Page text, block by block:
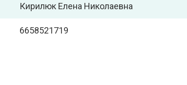
Кирилюк Елена Николаевна
6658521719